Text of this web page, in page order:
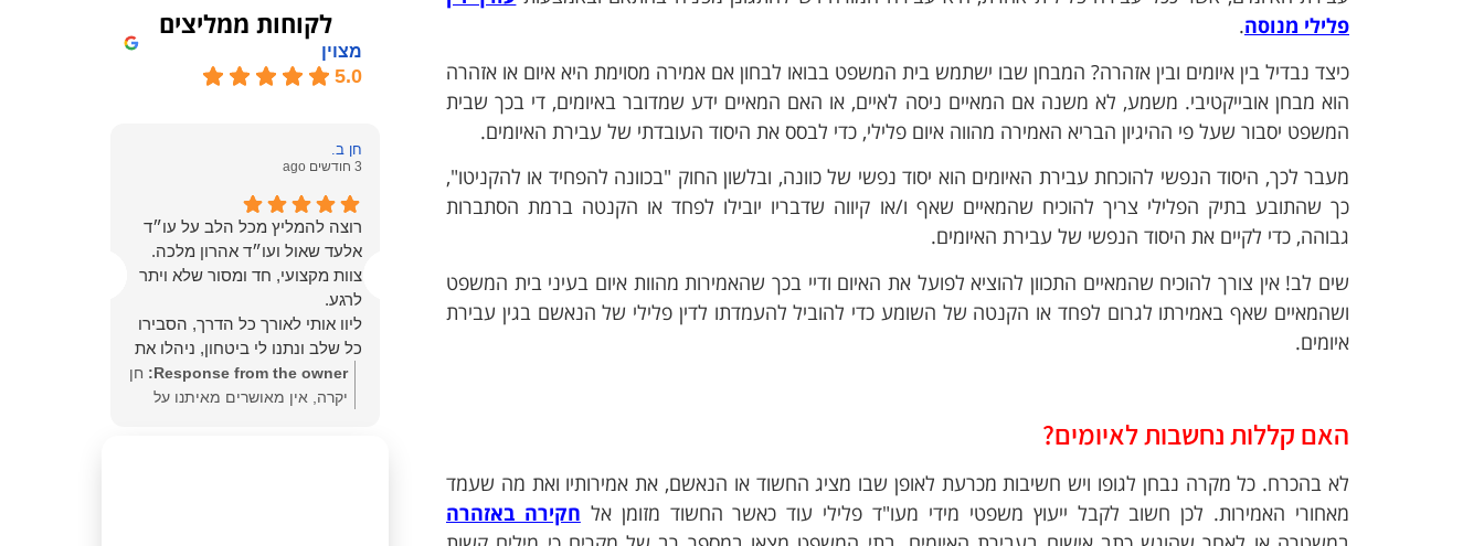
פלילי מנוסה.
כיצד נבדיל בין איומים ובין אזהרה? המבחן שבו ישתמש בית המשפט בבואו לבחון אם אמירה מסוימת היא איום או אזהרה
הוא מבחן אובייקטיבי. משמע, לא משנה אם המאיים ניסה לאיים, או האם המאיים ידע שמדובר באיומים, די בכך שבית
המשפט יסבור שעל פי ההיגיון הבריא האמירה מהווה איום פלילי, כדי לבסס את היסוד העובדתי של עבירת האיומים.
מעבר לכך, היסוד הנפשי להוכחת עבירת האיומים הוא יסוד נפשי של כוונה, ובלשון החוק "בכוונה להפחיד או להקניטו",
כך שהתובע בתיק הפלילי צריך להוכיח שהמאיים שאף ו/או קיווה שדבריו יובילו לפחד או הקנטה ברמת הסתברות
גבוהה, כדי לקיים את היסוד הנפשי של עבירת האיומים.
שים לב! אין צורך להוכיח שהמאיים התכוון להוציא לפועל את האיום ודיי בכך שהאמירות מהוות איום בעיני בית המשפט
ושהמאיים שאף באמירתו לגרום לפחד או הקנטה של השומע כדי להוביל להעמדתו לדין פלילי של הנאשם בגין עבירת
איומים.
האם קללות נחשבות לאיומים?
לא בהכרח. כל מקרה נבחן לגופו ויש חשיבות מכרעת לאופן שבו מציג החשוד או הנאשם, את אמירותיו ואת מה שעמד
מאחורי האמירות. לכן חשוב לקבל ייעוץ משפטי מידי מעו"ד פלילי עוד כאשר החשוד מזומן אל חקירה באזהרה
לקוחות ממליצים
מצוין
5.0
יהונתן ח.
עורך דין פלילי תותח שעזר לי
במקרה מאוד מורכב ורגיש.
תודה רבה על הטיפול המסור
והזמינות לאורך כל הדרך!
Tom R.
3 חודשים ago
מוקירים תודה וממליצים מאוד
חן ב.
3 חודשים ago
רוצה להמליץ מכל הלב על עו״ד
אלעד שאול ועו״ד אהרון מלכה.
צוות מקצועי, חד ומסור שלא ויתר
לרגע.
ליוו אותי לאורך כל הדרך, הסבירו
כל שלב ונתנו לי ביטחון, ניהלו את
התיק בצורה מדויקת, היו זמינים
תמיד ונתנו תחושה שיש מי שנלחם
Response from the owner:
חן
יקרה, אין מאושרים מאיתנו על